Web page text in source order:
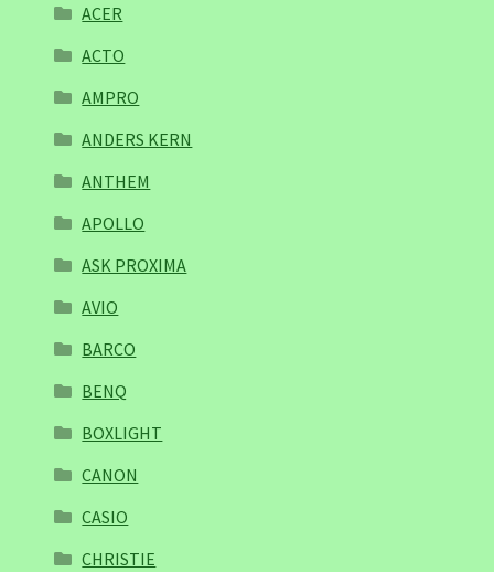
ACER
ACTO
AMPRO
ANDERS KERN
ANTHEM
APOLLO
ASK PROXIMA
AVIO
BARCO
BENQ
BOXLIGHT
CANON
CASIO
CHRISTIE